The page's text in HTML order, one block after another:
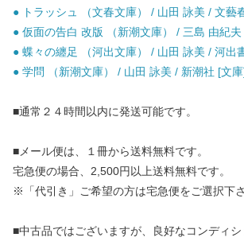
● トラッシュ （文春文庫） / 山田 詠美 / 文藝
● 仮面の告白 改版 （新潮文庫） / 三島 由紀
● 蝶々の纏足 （河出文庫） / 山田 詠美 / 河出
● 学問 （新潮文庫） / 山田 詠美 / 新潮社 [文
■通常２４時間以内に発送可能です。
■メール便は、１冊から送料無料です。
宅急便の場合、2,500円以上送料無料です。
※「代引き」ご希望の方は宅急便をご選択下さ
■中古品ではございますが、良好なコンディシ